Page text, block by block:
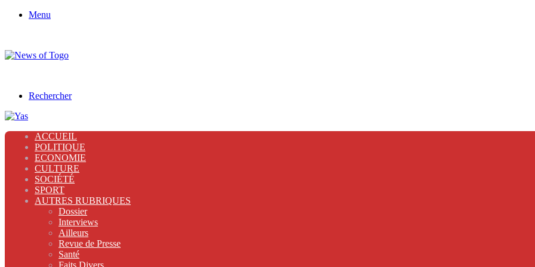
Menu
Rechercher
ACCUEIL
POLITIQUE
ECONOMIE
CULTURE
SOCIÉTÉ
SPORT
AUTRES RUBRIQUES
Dossier
Interviews
Ailleurs
Revue de Presse
Santé
Faits Divers